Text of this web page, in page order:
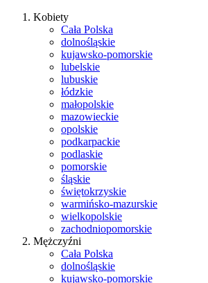
Kobiety
Cała Polska
dolnośląskie
kujawsko-pomorskie
lubelskie
lubuskie
łódzkie
małopolskie
mazowieckie
opolskie
podkarpackie
podlaskie
pomorskie
śląskie
świętokrzyskie
warmińsko-mazurskie
wielkopolskie
zachodniopomorskie
Mężczyźni
Cała Polska
dolnośląskie
kujawsko-pomorskie